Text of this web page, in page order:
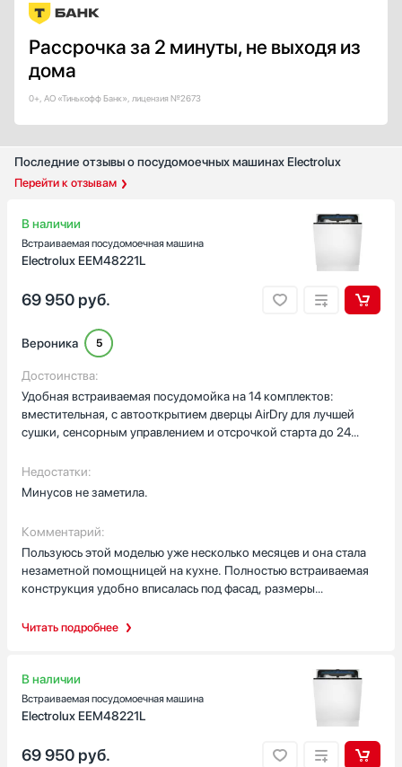
Скользящее
Половинная загрузка
Есть
Класс энергопотребления
A
A+
A++
А+++
Показать все
Класс сушки
A
B
Класс мойки
A++
C
Автоматическое открывание двери в конце цикла
Есть
Цвет
Белый
Синий
Рассрочка за 2 минуты, не выходя из
дома
0+, АО «Тинькофф Банк», лицензия №2673
Последние отзывы о посудомоечных машинах Electrolux
Перейти к отзывам
В наличии
Встраиваемая посудомоечная машина
Electrolux EEM48221L
69 950 руб.
Читать подробнее
Вероника 5
Достоинства:
Удобная встраиваемая посудомойка на 14 комплектов:
вместительная, с автооткрытием дверцы AirDry для лучшей
сушки, сенсорным управлением и отсрочкой старта до 24
Недостатки:
Минусов не заметила.
Комментарий:
Пользуюсь этой моделью уже несколько месяцев и она стала
незаметной помощницей на кухне. Полностью встраиваемая
конструкция удобно вписалась под фасад, размеры
как часть мебели. Вместимость на 14 комплектов реально
в конце цикла дверца приоткрывается, и пластиковые
контейнеры и чашки сушатся лучше, чем в старой машине.
Сенсорное управление простое и понятное, набор из восьми
грязной посуды и для хрупкой посуды; экономичная
В наличии
Встраиваемая посудомоечная машина
Electrolux EEM48221L
69 950 руб.